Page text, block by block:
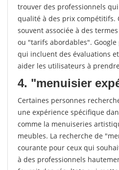
trouver des professionnels
qualité à des prix compétitifs.
souvent associée à des
ou "tarifs abordables".
qui incluent des évaluations
aider les utilisateurs à
4. "menuisier
Certaines personnes
une expérience spécifique
comme la menuiseries
meubles. La recherche de
courante pour ceux qui
à des professionnels